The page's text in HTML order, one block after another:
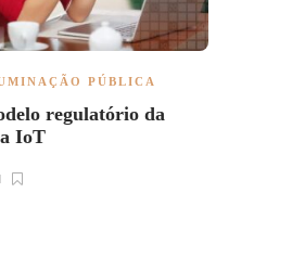
PÚBLICA
regulatório da
IoT